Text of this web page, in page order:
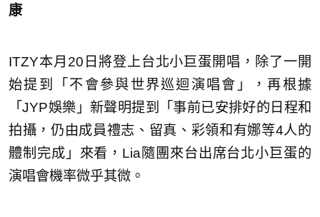
康
ITZY本月20日將登上台北小巨蛋開唱，除了一開
始提到「不會參與世界巡迴演唱會」，再根據
「JYP娛樂」新聲明提到「事前已安排好的日程和
拍攝，仍由成員禮志、留真、彩領和有娜等4人的
體制完成」來看，Lia隨團來台出席台北小巨蛋的
演唱會機率微乎其微。